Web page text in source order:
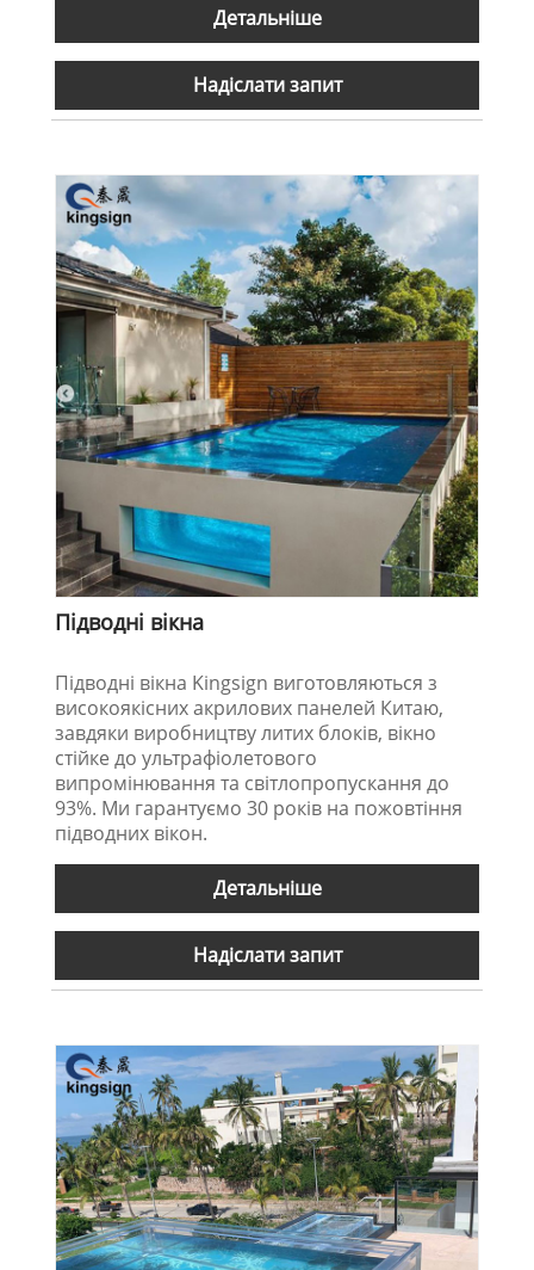
Детальніше
Надіслати запит
Підводні вікна
Підводні вікна Kingsign виготовляються з
високоякісних акрилових панелей Китаю,
завдяки виробництву литих блоків, вікно
стійке до ультрафіолетового
випромінювання та світлопропускання до
93%. Ми гарантуємо 30 років на пожовтіння
підводних вікон.
Детальніше
Надіслати запит